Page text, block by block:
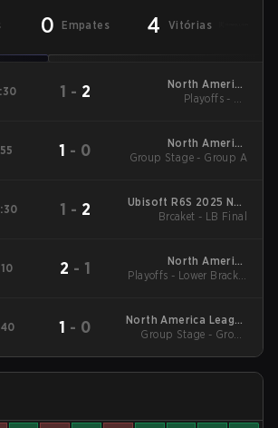
0 Empates 4 Vitórias
1 - 2
North America
League - North
Playoffs - LB
1 - 0
North America
League - North
Group Stage - Group A
1 - 2
Ubisoft R6S 2025 NAL
Regional NA
Brcaket - LB Final
2 - 1
North America
League Stage 2
Playoffs - Lower Bracket
1 - 0
North America League
Stage 2
Group Stage - Group